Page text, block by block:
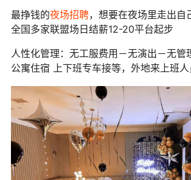
最挣钱的夜场招聘，想要在夜场里走出自
全国多家联盟场日结薪12-20平台起步
人性化管理：无工服费用－无演出－无管
公寓住宿 上下班专车接等，外地来上班人